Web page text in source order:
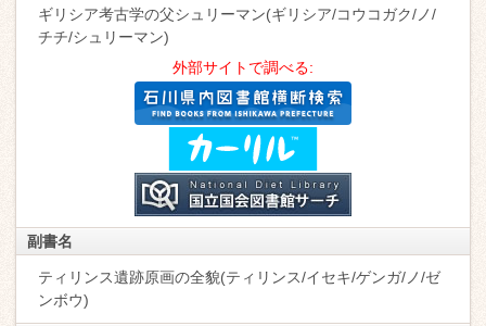
ギリシア考古学の父シュリーマン(ギリシア/コウコガク/ノ/
チチ/シュリーマン)
外部サイトで調べる:
副書名
ティリンス遺跡原画の全貌(ティリンス/イセキ/ゲンガ/ノ/ゼ
ンボウ)